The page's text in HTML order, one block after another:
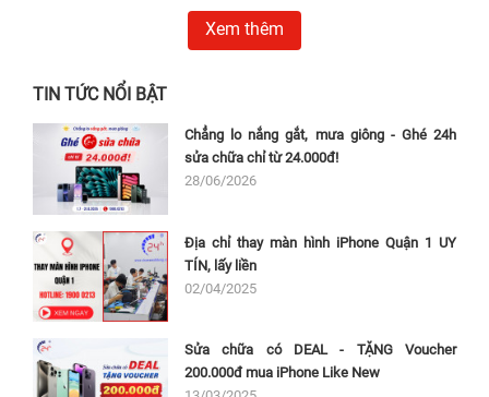
Khimàn hình iPhone XS Max
bị hỏng, vỡ, trầy xước hoặc không hoạt
động đúng cách, người dùng cần phải
thay màn hình điện thoại
đây là một số dấu hiệu cho thấy màn hình iPhone XS Max cần được
thay mới:
Màn hình bị trầy xước nặng;
Xem thêm
TIN TỨC NỔI BẬT
Chẳng lo nắng gắt, mưa giông - Ghé 24h
sửa chữa chỉ từ 24.000đ!
28/06/2026
Địa chỉ thay màn hình iPhone Quận 1 UY
TÍN, lấy liền
02/04/2025
Sửa chữa có DEAL - TẶNG Voucher
200.000đ mua iPhone Like New